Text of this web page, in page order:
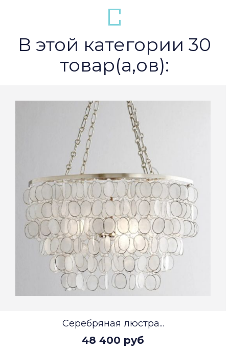
В этой категории 30
товар(а,ов):
Серебряная люстра...
48 400 руб